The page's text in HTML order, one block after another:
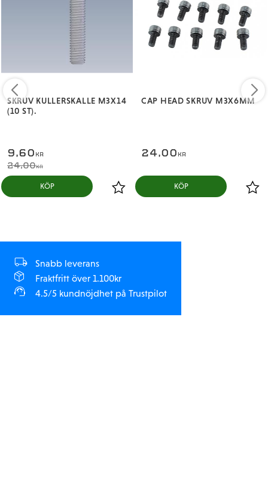
SKRUV KULLERSKALLE M3X14
(10 ST).
9,60 KR
24,00KR
KÖP
CAP HEAD SKRUV M3X6MM
24,00 KR
KÖP
Snabb leverans
Fraktfritt över 1.100kr
4.5/5 kundnöjdhet på Trustpilot